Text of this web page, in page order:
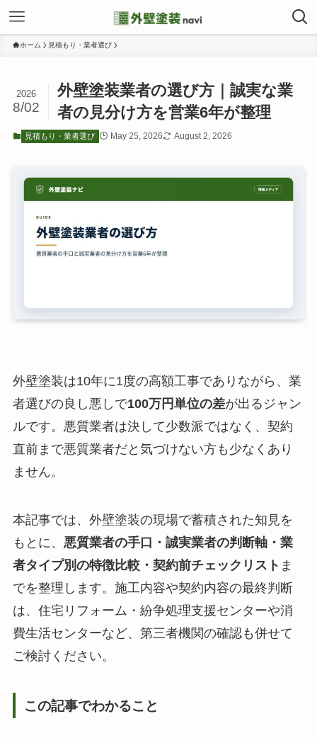
ホーム 見積もり・業者選び
外壁塗装業者の選び方｜誠実な業
者の見分け方を営業6年が整理
2026
8/02
見積もり・業者選び May 25, 2026 August 2, 2026
外壁塗装は10年に1度の高額工事でありながら、業
者選びの良し悪しで100万円単位の差が出るジャン
ルです。悪質業者は決して少数派ではなく、契約
直前まで悪質業者だと気づけない方も少なくあり
ません。
本記事では、外壁塗装の現場で蓄積された知見を
もとに、 悪質業者の手口・誠実業者の判断軸・業
者タイプ別の特徴比較・契約前チェックリスト ま
でを整理します。施工内容や契約内容の最終判断
は、住宅リフォーム・紛争処理支援センターや消
費生活センターなど、第三者機関の確認も併せて
ご検討ください。
この記事でわかること